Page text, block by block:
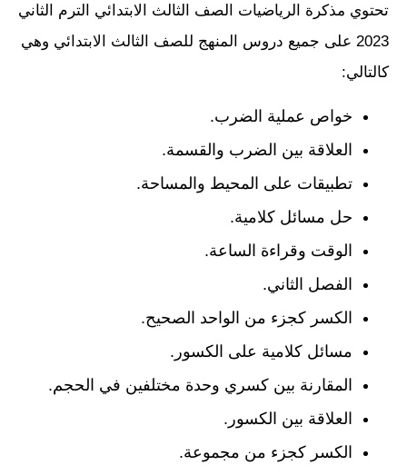
تحتوي مذكرة الرياضيات الصف الثالث الابتدائي الترم الثاني
2023 على جميع دروس المنهج للصف الثالث الابتدائي وهي
كالتالي:
خواص عملية الضرب.
العلاقة بين الضرب والقسمة.
تطبيقات على المحيط والمساحة.
حل مسائل كلامية.
الوقت وقراءة الساعة.
الفصل الثاني.
الكسر كجزء من الواحد الصحيح.
مسائل كلامية على الكسور.
المقارنة بين كسري وحدة مختلفين في الحجم.
العلاقة بين الكسور.
الكسر كجزء من مجموعة.